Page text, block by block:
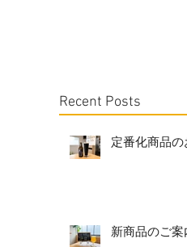
Recent Posts
定番化商品
新商品のご案